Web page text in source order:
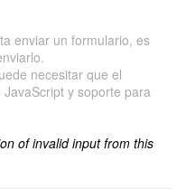
enviar un formulario, es
necesitar que el
y soporte para
of invalid input from this